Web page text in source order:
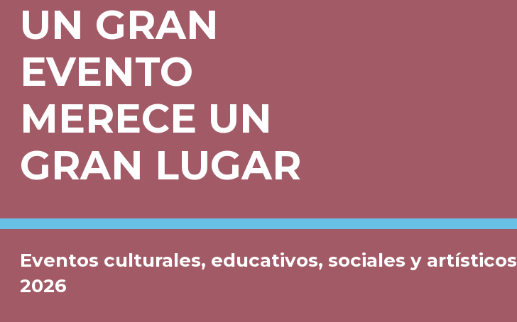
UN GRAN
EVENTO
MERECE UN
GRAN LUGAR
Eventos culturales, educativos, sociales y artísticos
2026